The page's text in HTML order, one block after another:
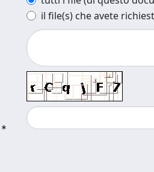
il file(s) che avete